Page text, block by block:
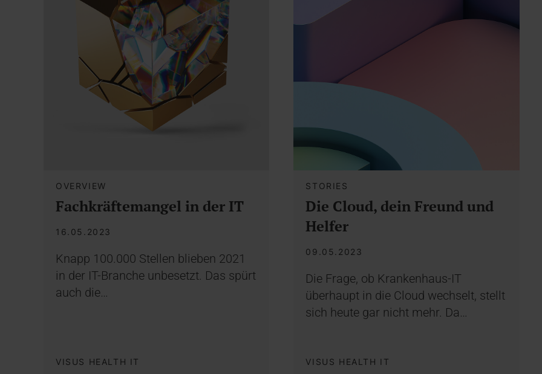
OVERVIEW
Fachkräftemangel in der IT
16.05.2023
Knapp 100.000 Stellen blieben 2021
in der IT-Branche unbesetzt. Das spürt
auch die…
VISUS HEALTH IT
STORIES
Die Cloud, dein Freund und
Helfer
09.05.2023
Die Frage, ob Krankenhaus-IT
überhaupt in die Cloud wechselt, stellt
sich heute gar nicht mehr. Da…
VISUS HEALTH IT